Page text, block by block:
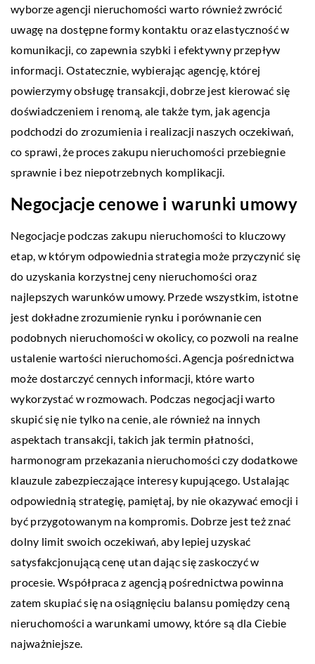
wyborze agencji nieruchomości warto również zwrócić
uwagę na dostępne formy kontaktu oraz elastyczność w
komunikacji, co zapewnia szybki i efektywny przepływ
informacji. Ostatecznie, wybierając agencję, której
powierzymy obsługę transakcji, dobrze jest kierować się
doświadczeniem i renomą, ale także tym, jak agencja
podchodzi do zrozumienia i realizacji naszych oczekiwań,
co sprawi, że proces zakupu nieruchomości przebiegnie
sprawnie i bez niepotrzebnych komplikacji.
Negocjacje cenowe i warunki umowy
Negocjacje podczas zakupu nieruchomości to kluczowy
etap, w którym odpowiednia strategia może przyczynić się
do uzyskania korzystnej ceny nieruchomości oraz
najlepszych warunków umowy. Przede wszystkim, istotne
jest dokładne zrozumienie rynku i porównanie cen
podobnych nieruchomości w okolicy, co pozwoli na realne
ustalenie wartości nieruchomości. Agencja pośrednictwa
może dostarczyć cennych informacji, które warto
wykorzystać w rozmowach. Podczas negocjacji warto
skupić się nie tylko na cenie, ale również na innych
aspektach transakcji, takich jak termin płatności,
harmonogram przekazania nieruchomości czy dodatkowe
klauzule zabezpieczające interesy kupującego. Ustalając
odpowiednią strategię, pamiętaj, by nie okazywać emocji i
być przygotowanym na kompromis. Dobrze jest też znać
dolny limit swoich oczekiwań, aby lepiej uzyskać
satysfakcjonującą cenę utan dając się zaskoczyć w
procesie. Współpraca z agencją pośrednictwa powinna
zatem skupiać się na osiągnięciu balansu pomiędzy ceną
nieruchomości a warunkami umowy, które są dla Ciebie
najważniejsze.